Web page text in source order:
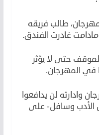
طالب فريقه
غادرت الفندق.
حتى لا يؤثر
في المهرجان.
وادارته لن يدافعوا
الأدب وسافل- على